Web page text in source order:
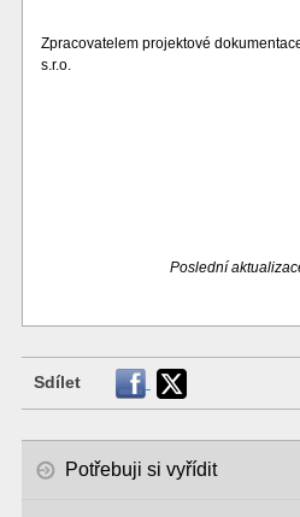
Zpracovatelem projektové
s.r.o.
Poslední
Sdílet
Potřebuji si vyřídit